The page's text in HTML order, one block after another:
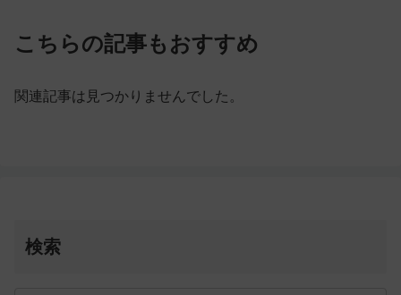
こちらの記事もおすすめ
関連記事は見つかりませんでした。
検索